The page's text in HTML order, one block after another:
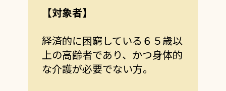
【対象者】
経済的に困窮している６５歳以
上の高齢者であり、かつ身体的
な介護が必要でない方。